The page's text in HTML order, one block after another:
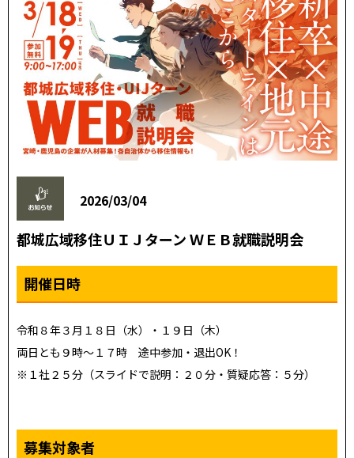
2026/03/04
都城広域移住ＵＩＪターン ＷＥＢ就職説明会
開催日時
令和８年３月１８日（水）・１９日（木）
両日とも９時～１７時 途中参加・退出OK！
※１社２５分（スライドで説明：２０分・質疑応答：５分）
募集対象者